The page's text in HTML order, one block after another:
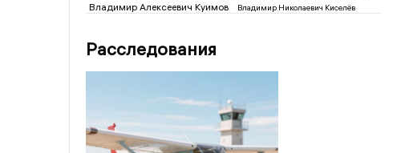
Владимир Алексеевич Куимов Владимир Николаевич Киселёв
Расследования